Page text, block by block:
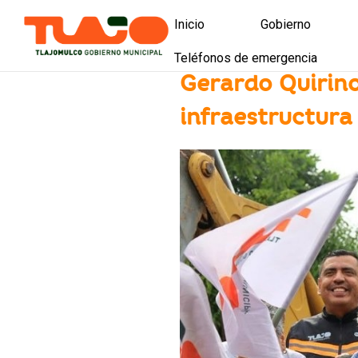
Inicio
Gobierno
Presidencia
Directorio
Licitaciones y
Licitaciones de
Presupuesto
Tlajomulco es
Política de
Mejora
Teléfonos de emergencia
Gerardo
infraestructura